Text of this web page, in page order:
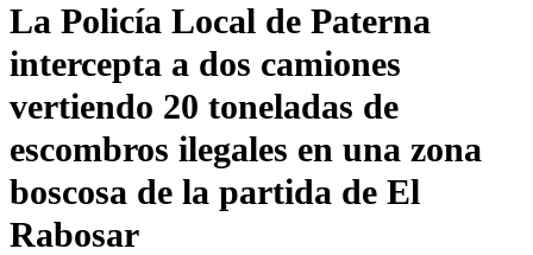
La Policía Local de Paterna
intercepta a dos camiones
vertiendo 20 toneladas de
escombros ilegales en una zona
boscosa de la partida de El
Rabosar